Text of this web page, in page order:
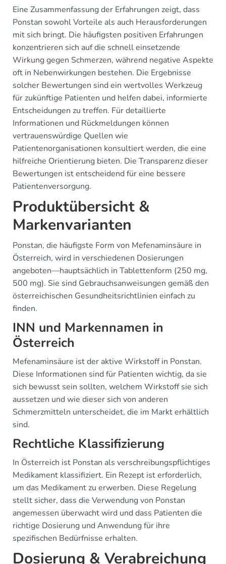
Eine Zusammenfassung der Erfahrungen zeigt, dass
Ponstan sowohl Vorteile als auch Herausforderungen
mit sich bringt. Die häufigsten positiven Erfahrungen
konzentrieren sich auf die schnell einsetzende
Wirkung gegen Schmerzen, während negative Aspekte
oft in Nebenwirkungen bestehen. Die Ergebnisse
solcher Bewertungen sind ein wertvolles Werkzeug
für zukünftige Patienten und helfen dabei, informierte
Entscheidungen zu treffen. Für detaillierte
Informationen und Rückmeldungen können
vertrauenswürdige Quellen wie
Patientenorganisationen konsultiert werden, die eine
hilfreiche Orientierung bieten. Die Transparenz dieser
Bewertungen ist entscheidend für eine bessere
Patientenversorgung.
Produktübersicht &
Markenvarianten
Ponstan, die häufigste Form von Mefenaminsäure in
Österreich, wird in verschiedenen Dosierungen
angeboten—hauptsächlich in Tablettenform (250 mg,
500 mg). Sie sind Gebrauchsanweisungen gemäß den
österreichischen Gesundheitsrichtlinien einfach zu
finden.
INN und Markennamen in
Österreich
Mefenaminsäure ist der aktive Wirkstoff in Ponstan.
Diese Informationen sind für Patienten wichtig, da sie
sich bewusst sein sollten, welchem Wirkstoff sie sich
aussetzen und wie dieser sich von anderen
Schmerzmitteln unterscheidet, die im Markt erhältlich
sind.
Rechtliche Klassifizierung
In Österreich ist Ponstan als verschreibungspflichtiges
Medikament klassifiziert. Ein Rezept ist erforderlich,
um das Medikament zu erwerben. Diese Regelung
stellt sicher, dass die Verwendung von Ponstan
angemessen überwacht wird und dass Patienten die
richtige Dosierung und Anwendung für ihre
spezifischen Bedürfnisse erhalten.
Dosierung & Verabreichung